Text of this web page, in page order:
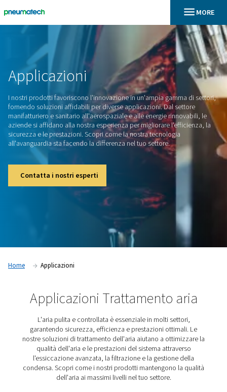
Applicazioni
I nostri prodotti favoriscono l'innovazione in un'ampia
fornendo soluzioni affidabili per diverse applicazioni. Dal
manifatturiero e sanitario all'aerospaziale e alle energie
aziende si affidano alla nostra esperienza per migliorare
sicurezza e le prestazioni. Scopri come la nostra tecnologia
all'avanguardia sta facendo la differenza nel tuo settore.
Contatta i nostri esperti
Home Applicazioni
Applicazioni Trattamento